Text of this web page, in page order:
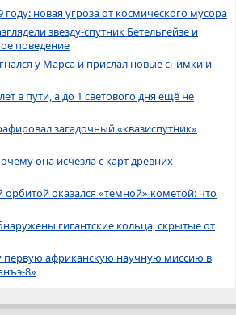
году: новая угроза от космического мусора
звезду-спутник Бетельгейзе и
поведение
у Марса и прислал новые снимки и
в пути, а до 1 светового дня ещё не
загадочный «квазиспутник»
она исчезла с карт древних
оказался «темной» кометой: что
гигантские кольца, скрытые от
первую африканскую научную миссию в
8»